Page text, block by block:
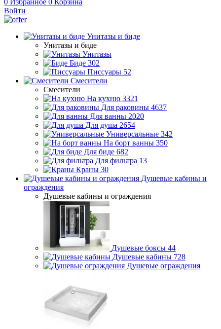
0 Избранное 0 Корзина
Войти
Унитазы и биде
Унитазы и биде
Унитазы
Биде 302
Писсуары 52
Смесители
Смесители
На кухню 3321
Для раковины 4637
Для ванны 2020
Для душа 2654
Универсальные 342
На борт ванны 350
Для биде 682
Для фильтра 13
Краны 30
Душевые кабины и
ограждения
Душевые кабины и ограждения
Душевые боксы 44
Душевые кабины 728
Душевые ограждения